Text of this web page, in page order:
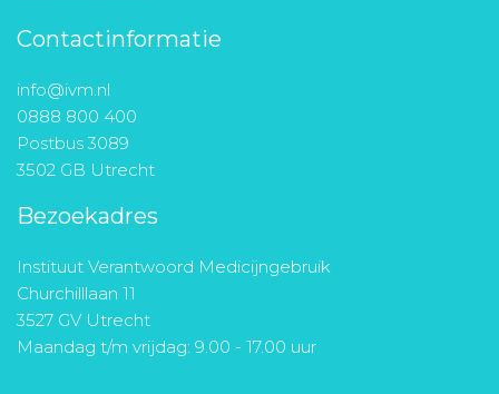
Contactinformatie
info@ivm.nl
0888 800 400
Postbus 3089
3502 GB Utrecht
Bezoekadres
Instituut Verantwoord Medicijngebruik
Churchilllaan 11
3527 GV Utrecht
Maandag t/m vrijdag: 9.00 - 17.00 uur